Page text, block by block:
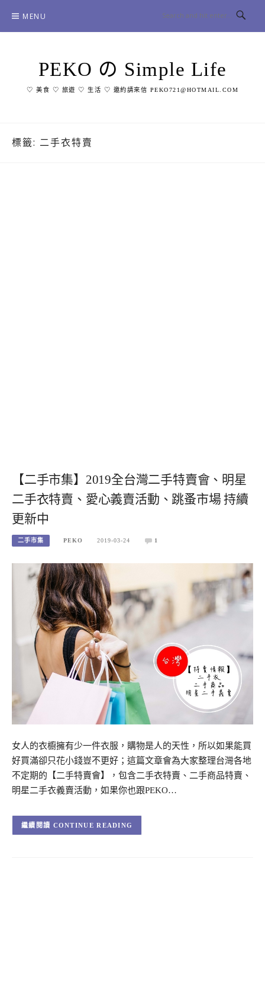
content
MENU
PEKO の Simple Life
♡ 美食 ♡ 旅遊 ♡ 生活 ♡ 邀約請來信 PEKO721@HOTMAIL.COM
標籤: 二手衣特賣
【二手市集】2019全台灣二手特賣會、明星
二手衣特賣、愛心義賣活動、跳蚤市場 持續
更新中
二手市集 PEKO 2019-03-24 1
女人的衣櫥擁有少一件衣服，購物是人的天性，所以如果能買
好買滿卻只花小錢豈不更好；這篇文章會為大家整理台灣各地
不定期的【二手特賣會】，包含二手衣特賣、二手商品特賣、
明星二手衣義賣活動，如果你也跟PEKO…
CONTINUE READING